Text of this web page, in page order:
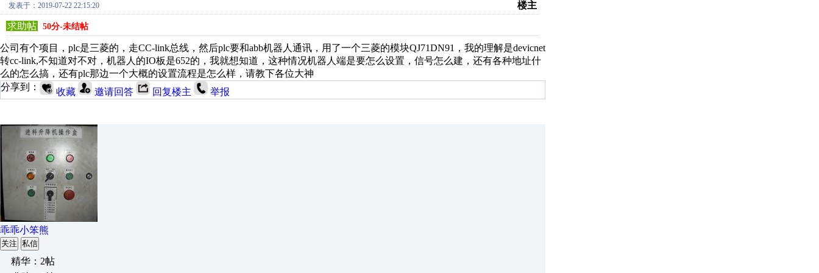
发表于：2019-07-22 22:15:20
楼主
求助帖
50分-未结帖
公司有个项目，plc是三菱的，走CC-link总线，然后plc要和abb机器人通讯，用了一个三菱的模块QJ71DN91，我的理解是devicnet
转cc-link,不知道对不对，机器人的IO板是652的，我就想知道，这种情况机器人端是要怎么设置，信号怎么建，还有各种地址什
么的怎么搞，还有plc那边一个大概的设置流程是怎么样，请教下各位大神
分享到：
收藏 邀请回答 回复楼主 举报
乖乖小笨熊
关注 私信
精华：2帖